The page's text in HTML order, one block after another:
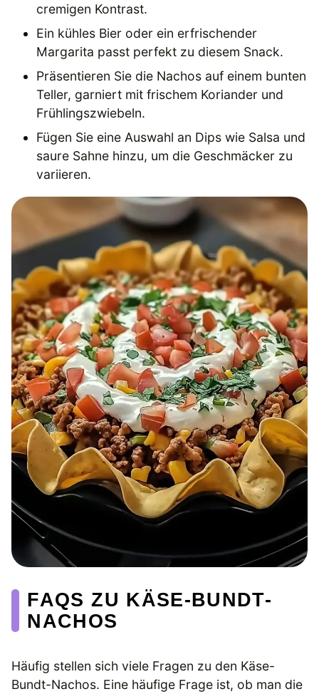
cremigen Kontrast.
Ein kühles Bier oder ein erfrischender
Margarita passt perfekt zu diesem Snack.
Präsentieren Sie die Nachos auf einem bunten
Teller, garniert mit frischem Koriander und
Frühlingszwiebeln.
Fügen Sie eine Auswahl an Dips wie Salsa und
saure Sahne hinzu, um die Geschmäcker zu
variieren.
FAQS ZU KÄSE-BUNDT-
NACHOS
Häufig stellen sich viele Fragen zu den Käse-
Bundt-Nachos. Eine häufige Frage ist, ob man die